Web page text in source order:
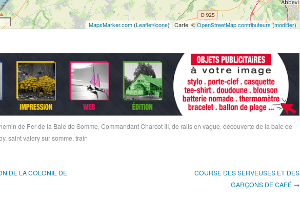
MapsMarker.com (Leaflet/icons) | Carte: ©OpenStreetMap contributeurs(modifier)
de Fer de la Baie de Somme,Commandant Charcot III,de rails en vague,découverte de la baie de
,saint valery sur somme,train
DE LA COLONIE DE
COURSE DES SERVEUSES ET DES
GARÇONS DE CAFÉ →